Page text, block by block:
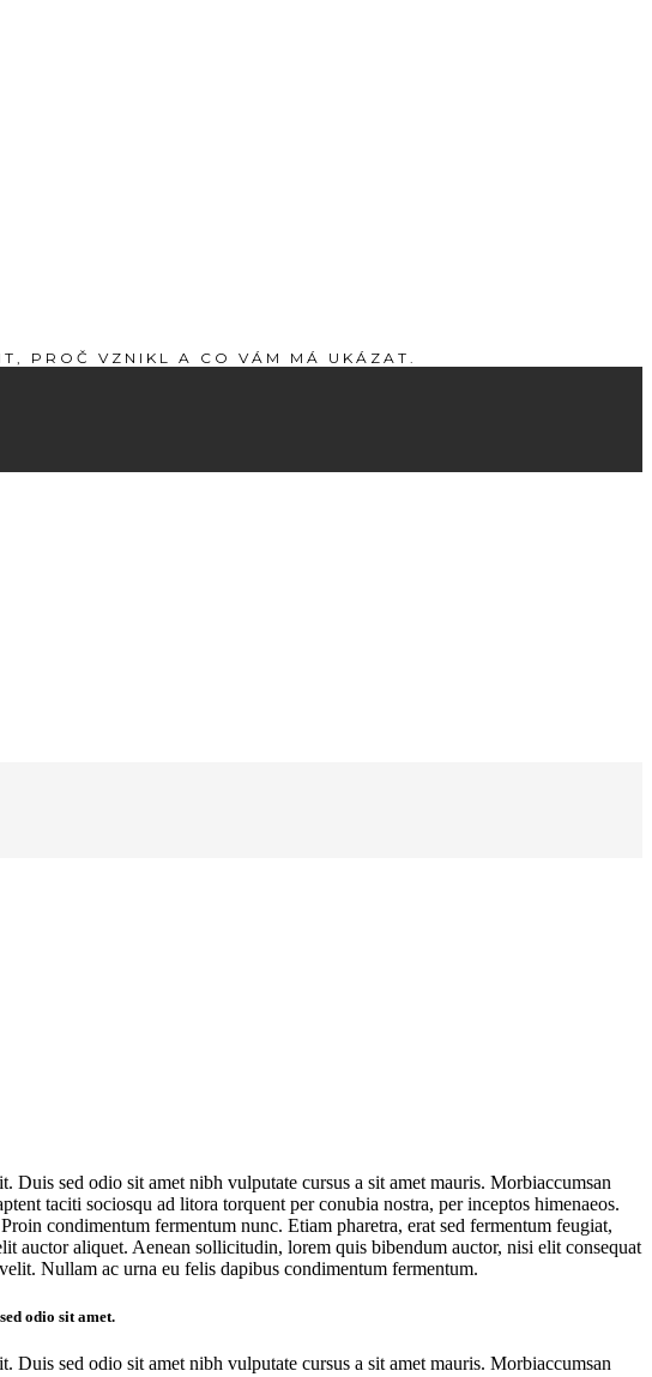
PROČ VZNIKL A CO VÁM MÁ UKÁZAT.
sed odio sit amet nibh vulputate cursus a sit amet mauris. Morbiaccumsan
taciti sociosqu ad litora torquent per conubia nostra, per inceptos himenaeos.
condimentum fermentum nunc. Etiam pharetra, erat sed fermentum feugiat,
auctor aliquet. Aenean sollicitudin, lorem quis bibendum auctor, nisi elit consequat
Nullam ac urna eu felis dapibus condimentum fermentum.
odio sit amet.
sed odio sit amet nibh vulputate cursus a sit amet mauris. Morbiaccumsan